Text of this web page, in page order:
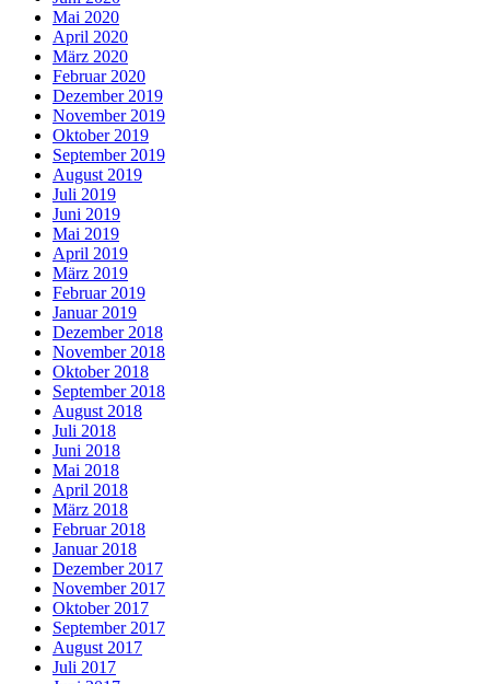
Mai 2020
April 2020
März 2020
Februar 2020
Dezember 2019
November 2019
Oktober 2019
September 2019
August 2019
Juli 2019
Juni 2019
Mai 2019
April 2019
März 2019
Februar 2019
Januar 2019
Dezember 2018
November 2018
Oktober 2018
September 2018
August 2018
Juli 2018
Juni 2018
Mai 2018
April 2018
März 2018
Februar 2018
Januar 2018
Dezember 2017
November 2017
Oktober 2017
September 2017
August 2017
Juli 2017